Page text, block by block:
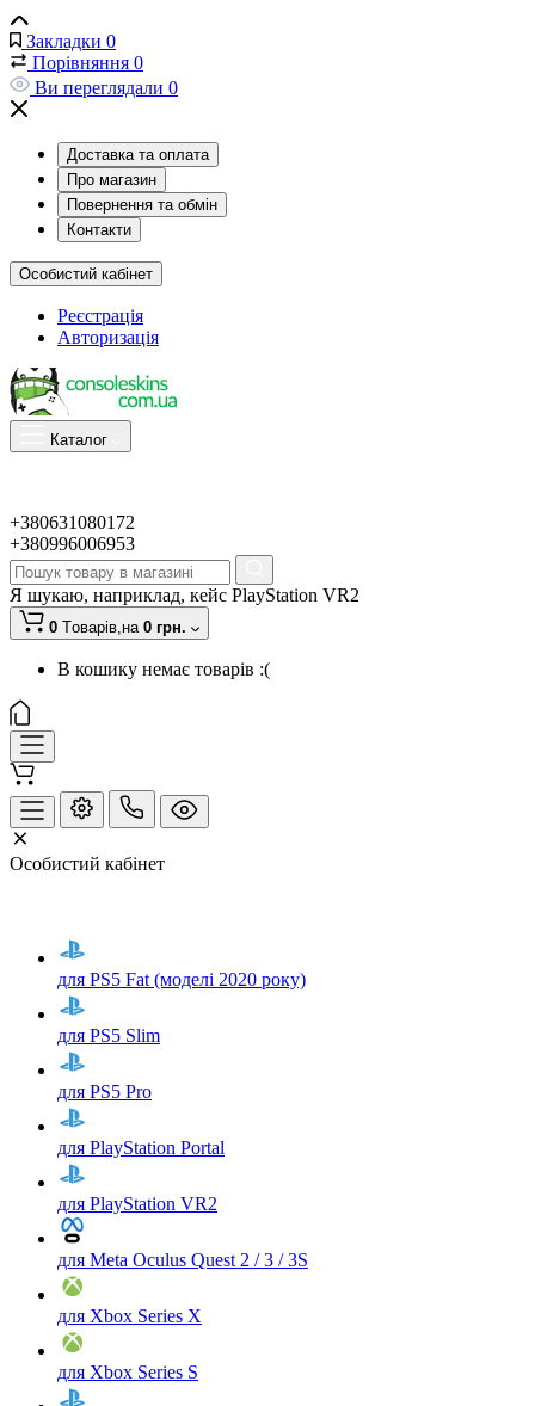
Закладки 0
Порівняння 0
Ви переглядали 0
Доставка та оплата
Про магазин
Повернення та обмін
Контакти
Особистий кабінет
Реєстрація
Авторизація
Каталог
+380631080172
+380996006953
Я шукаю, наприклад, кейс PlayStation VR2
0 Tоварів,на 0 грн.
В кошику немає товарів :(
Особистий кабінет
для PS5 Fat (моделі 2020 року)
для PS5 Slim
для PS5 Pro
для PlayStation Portal
для PlayStation VR2
для Meta Oculus Quest 2 / 3 / 3S
для Xbox Series X
для Xbox Series S